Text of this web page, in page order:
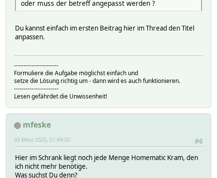
oder muss der betreff angepasst werden ?
Du kannst einfach im ersten Beitrag hier im Thread den Titel
anpassen.
-----------------------
Formuliere die Aufgabe möglichst einfach und
setze die Lösung richtig um - dann wird es auch funktionieren.
-----------------------
Lesen gefährdet die Unwissenheit!
mfeske
#6
03 März 2025, 21:44:20
Hier im Schrank liegt noch jede Menge Homematic Kram, den
ich nicht mehr benötige.
Was suchst Du denn?